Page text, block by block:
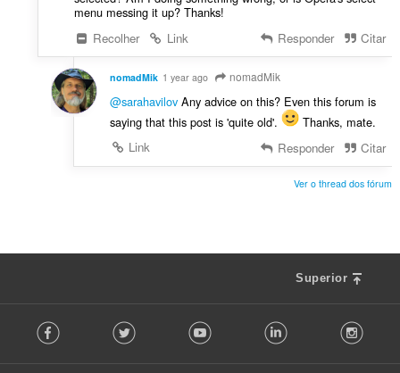
õ
e
:
menu messing it up? Thanks!
Recolher
Link Responder Citar
nomadMik 1 year ago nomadMik
@sarahavilovAny advice on this? Even this forum is
saying that this post is 'quite old'.
Thanks, mate.
Link
Responder Citar
Ver o thread dos fórum
Superior
o Facebook Twitter Youtube LinkedIn